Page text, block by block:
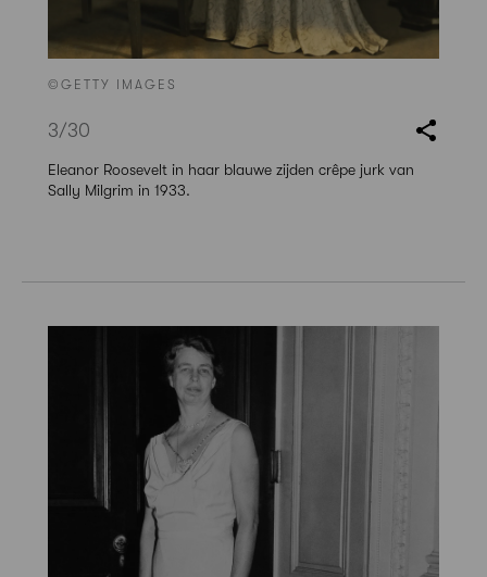
©GETTY IMAGES
3/30
Eleanor Roosevelt in haar blauwe zijden crêpe jurk van
Sally Milgrim in 1933.